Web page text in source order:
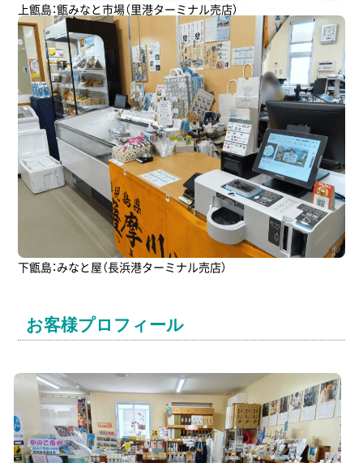
上甑島：甑みなと市場（里港ターミナル売店）
下甑島：みなと屋（長浜港ターミナル売店）
お客様プロフィール